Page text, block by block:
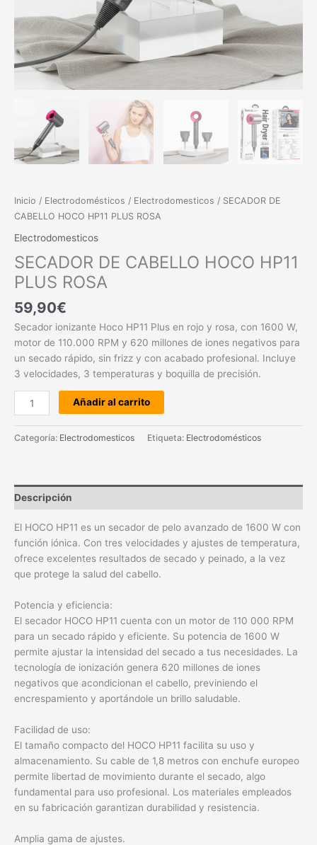
Inicio / Electrodomésticos / Electrodomesticos / SECADOR DE
CABELLO HOCO HP11 PLUS ROSA
Electrodomesticos
SECADOR DE CABELLO HOCO HP11
PLUS ROSA
59,90€
Secador ionizante Hoco HP11 Plus en rojo y rosa, con 1600 W,
motor de 110.000 RPM y 620 millones de iones negativos para
un secado rápido, sin frizz y con acabado profesional. Incluye
3 velocidades, 3 temperaturas y boquilla de precisión.
Añadir al carrito
Categoría: Electrodomesticos Etiqueta: Electrodomésticos
Descripción
El HOCO HP11 es un secador de pelo avanzado de 1600 W con
función iónica. Con tres velocidades y ajustes de temperatura,
ofrece excelentes resultados de secado y peinado, a la vez
que protege la salud del cabello.
Potencia y eficiencia:
El secador HOCO HP11 cuenta con un motor de 110 000 RPM
para un secado rápido y eficiente. Su potencia de 1600 W
permite ajustar la intensidad del secado a tus necesidades. La
tecnología de ionización genera 620 millones de iones
negativos que acondicionan el cabello, previniendo el
encrespamiento y aportándole un brillo saludable.
Facilidad de uso:
El tamaño compacto del HOCO HP11 facilita su uso y
almacenamiento. Su cable de 1,8 metros con enchufe europeo
permite libertad de movimiento durante el secado, algo
fundamental para uso profesional. Los materiales empleados
en su fabricación garantizan durabilidad y resistencia.
Amplia gama de ajustes.